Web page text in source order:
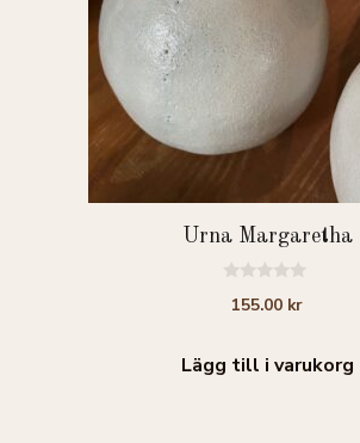
Urna Margaretha
155.00 kr
Lägg till i varukorg